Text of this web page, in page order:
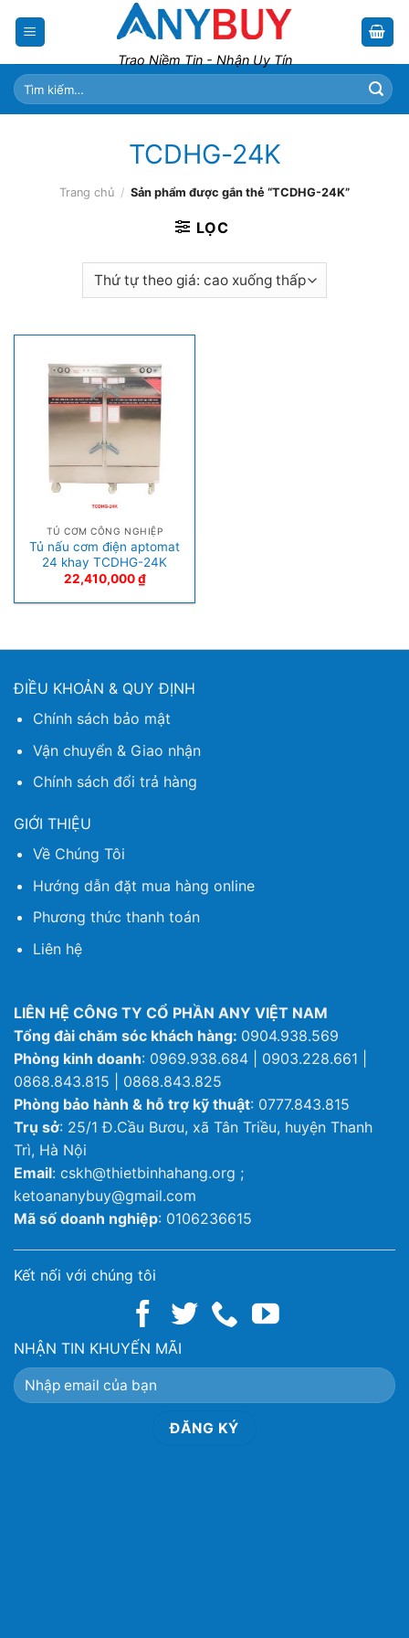
Trao Niềm Tin - Nhận Uy Tín
Tìm
kiếm:
TCDHG-24K
Trang chủ / Sản phẩm được gắn thẻ “TCDHG-24K”
LỌC
TỦ CƠM CÔNG NGHIỆP
Tủ nấu cơm điện aptomat
24 khay TCDHG-24K
22,410,000₫
ĐIỀU KHOẢN & QUY ĐỊNH
Chính sách bảo mật
Vận chuyển & Giao nhận
Chính sách đổi trả hàng
GIỚI THIỆU
Về Chúng Tôi
Hướng dẫn đặt mua hàng online
Phương thức thanh toán
Liên hệ
LIÊN HỆ CÔNG TY CỔ PHẦN ANY VIỆT NAM
Tổng đài chăm sóc khách hàng: 0904.938.569
Phòng kinh doanh: 0969.938.684 | 0903.228.661 |
0868.843.815 | 0868.843.825
Phòng bảo hành & hỗ trợ kỹ thuật: 0777.843.815
Trụ sở: 25/1 Đ.Cầu Bươu, xã Tân Triều, huyện Thanh
Trì, Hà Nội
Email: cskh@thietbinhahang.org ;
ketoananybuy@gmail.com
Mã số doanh nghiệp: 0106236615
Kết nối với chúng tôi
NHẬN TIN KHUYẾN MÃI